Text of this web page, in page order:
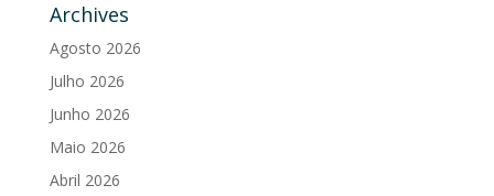
Archives
Agosto 2026
Julho 2026
Junho 2026
Maio 2026
Abril 2026